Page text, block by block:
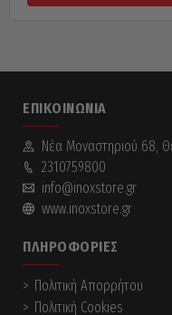
ΕΠΙΚΟΙΝΩΝΊΑ
Νέα Mοναστηριού 68,
2310759800
info@inoxstore.gr
www.inoxstore.gr
ΠΛΗΡΟΦΟΡΊΕΣ
Πολιτική Απορρήτου
Πολιτική Cookies